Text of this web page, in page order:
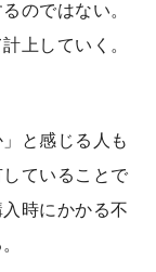
のではない。
上していく。
と感じる人も
ていることで
時にかかる不